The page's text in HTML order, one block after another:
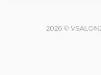
2026 ©